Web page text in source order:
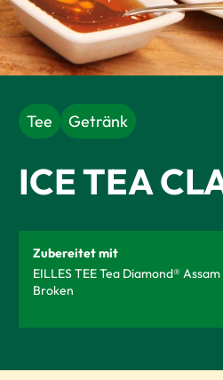
Tee Getränk
ICE TEA
Zubereitet mit
EILLES TEE Tea Diamond®
Broken